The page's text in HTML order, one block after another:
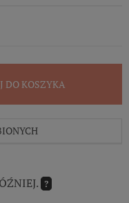
DO KOSZYKA
?